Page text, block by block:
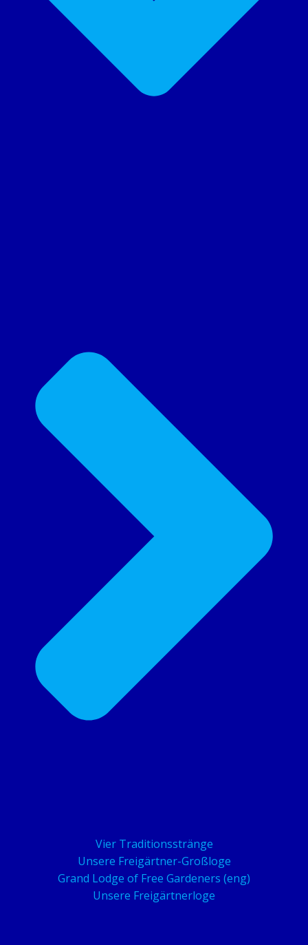
Vier Traditionsstränge
Unsere Freigärtner-Großloge
Grand Lodge of Free Gardeners (eng)
Unsere Freigärtnerloge